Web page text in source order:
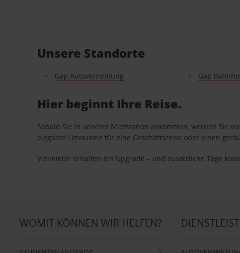
Unsere Standorte
Gap Autovermietung Gap
Hier beginnt Ihre Reise.
Sobald Sie in unserer Mietstation ankommen, werden Sie
elegante Limousine für eine Geschäftsreise oder einen
Vielmieter erhalten ein Upgrade – und zusätzliche Tage
WOMIT KÖNNEN WIR HELFEN?